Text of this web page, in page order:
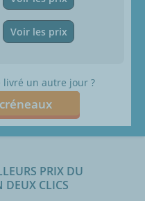
Voir les prix
livré un autre jour ?
PRIX DU
DEUX CLICS